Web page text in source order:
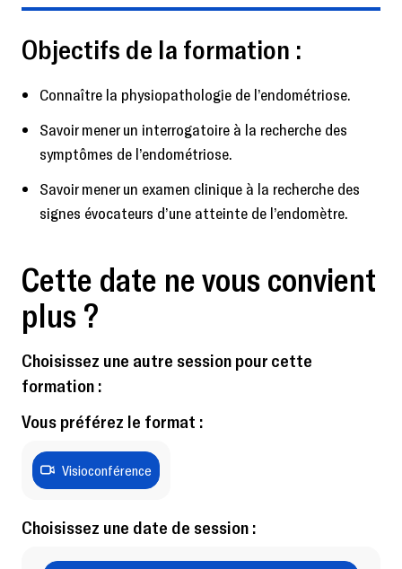
Cette date ne vous convient
plus ?
Choisissez une autre session pour cette
formation :
Vous préférez le format :
Visioconférence
Choisissez une date de session :
Objectifs de la formation :
Connaître la physiopathologie de l’endométriose.
Savoir mener un interrogatoire à la recherche des
symptômes de l’endométriose.
Savoir mener un examen clinique à la recherche des
signes évocateurs d’une atteinte de l’endomètre.